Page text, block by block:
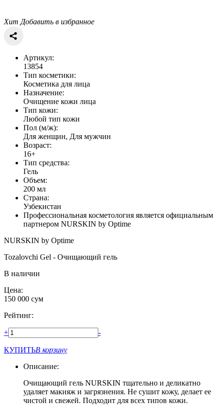
Хит Добавить в избранное
Артикул:
13854
Тип косметики:
Косметика для лица
Назначение:
Очищение кожи лица
Тип кожи:
Любой тип кожи
Пол (м/ж):
Для женщин, Для мужчин
Возраст:
16+
Тип средства:
Гель
Объем:
200 мл
Страна:
Узбекистан
Профессиональная косметология является официальным
партнером NURSKIN by Optime
NURSKIN by Optime
Tozalovchi Gel - Очищающий гель
В наличии
Цена:
150 000 сум
Рейтинг:
+ -
КУПИТЬВ корзину
Описание:
Очищающий гель NURSKIN тщательно и деликатно
удаляет макияж и загрязнения. Не сушит кожу, делает ее
чистой и свежей. Подходит для всех типов кожи.